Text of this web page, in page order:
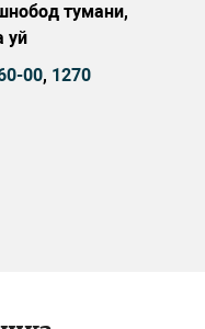
тумани,
уй
00, 1270